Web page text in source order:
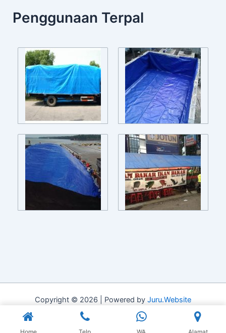
Penggunaan Terpal
Copyright © 2026 | Powered by Juru.Website